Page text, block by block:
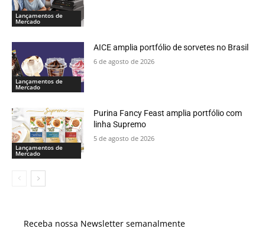
Lançamentos de
Mercado
Lançamentos de
Mercado
AICE amplia portfólio de sorvetes no Brasil
6 de agosto de 2026
Lançamentos de
Mercado
Purina Fancy Feast amplia portfólio com
linha Supremo
5 de agosto de 2026
Receba nossa Newsletter semanalmente